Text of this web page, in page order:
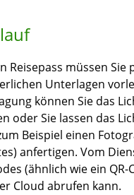
Reisepass müssen
Unterlagen
können Sie das
oder Sie lassen das
Beispiel einen
anfertigen. Vom
(ähnlich wie ein
Cloud abrufen kann.